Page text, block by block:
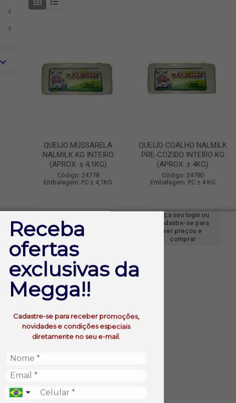
Receba
ofertas
exclusivas da
Megga!!
Cadastre-se para receber promoções,
novidades e condições especiais
diretamente no seu e-mail.
4
4
QUEIJO MUSSARELA
NALMILK KG INTEIRO
(APROX. ± 4,1KG)
Código: 24778
Embalagem: PC ± 4,1KG
cadastre-se para
ver preços e
QUEIJO COALHO NALMILK
PRE-COZIDO INTEIRO KG
(APROX. ± 4KG)
Código: 24780
Embalagem: PC ± 4 KG
Faça seu login ou
cadastre-se para
ver preços e
comprar